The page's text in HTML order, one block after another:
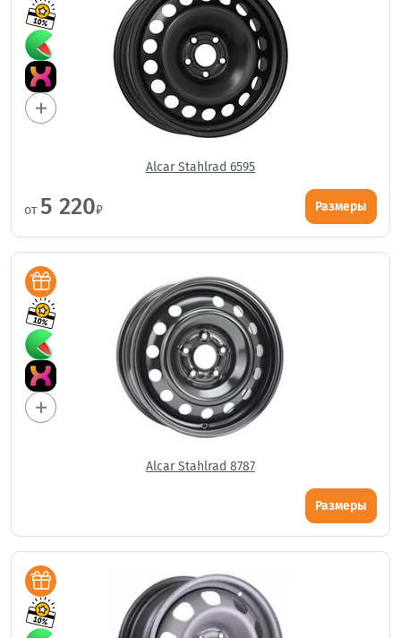
Alcar Stahlrad 6595
от5 220₽ Размеры
Alcar Stahlrad 8787
Размеры